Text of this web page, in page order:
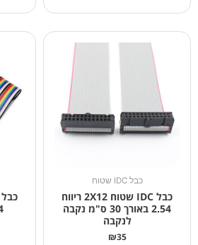
כבל IDC שטוח
כבל IDC שטוח 2X12 ריווח
2.54 באורך 30 ס"מ נקבה
לנקבה
₪35